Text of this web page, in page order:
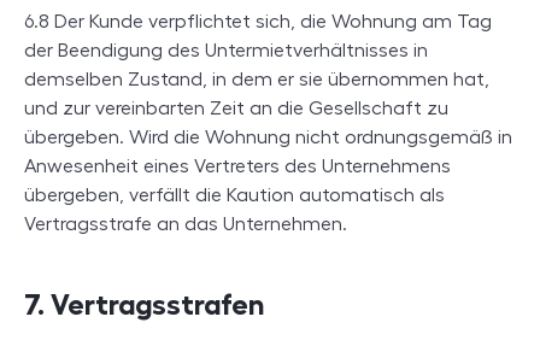
6.8 Der Kunde verpflichtet sich, die Wohnung am Tag
der Beendigung des Untermietverhältnisses in
demselben Zustand, in dem er sie übernommen hat,
und zur vereinbarten Zeit an die Gesellschaft zu
übergeben. Wird die Wohnung nicht ordnungsgemäß in
Anwesenheit eines Vertreters des Unternehmens
übergeben, verfällt die Kaution automatisch als
Vertragsstrafe an das Unternehmen.
7. Vertragsstrafen